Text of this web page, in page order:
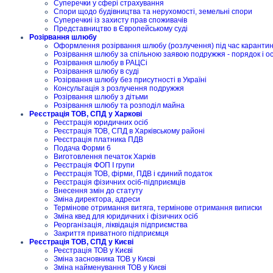
Суперечки у сфері страхування
Спори щодо будівництва та нерухомості, земельні спори
Суперечкиі із захисту прав споживачів
Представництво в Європейському суді
Розірвання шлюбу
Оформлення розірвання шлюбу (розлучення) під час
Розірвання шлюбу за спільною заявою подружжя - порядок і
Розірвання шлюбу в РАЦСі
Розірвання шлюбу в суді
Розірвання шлюбу без присутності в Україні
Консультація з розлучення подружжя
Розірвання шлюбу з дітьми
Розірвання шлюбу та розподіл майна
Реєстрація ТОВ, СПД у Харкові
Реєстрація юридичних осіб
Реєстрація ТОВ, СПД в Харківському районі
Реєстрація платника ПДВ
Подача Форми 6
Виготовлення печаток Харків
Реєстрація ФОП I групи
Реєстрація ТОВ, фірми, ПДВ і єдиний податок
Реєстрація фізичних осіб-підприємців
Внесення змін до статуту
Зміна директора, адреси
Термінове отримання витяга, термінове отримання виписки
Зміна квед для юридичних і фізичних осіб
Реорганізація, ліквідація підприємства
Закриття приватного підприємця
Реєстрація ТОВ, СПД у Києві
Реєстрація ТОВ у Києві
Зміна засновника ТОВ у Києві
Зміна найменування ТОВ у Києві